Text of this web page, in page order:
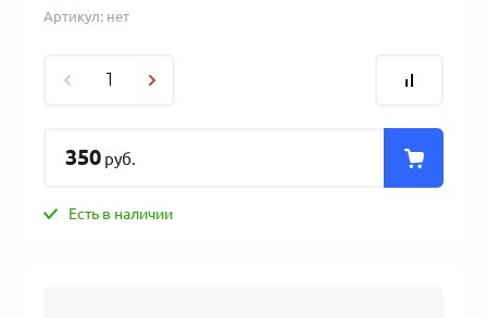
Артикул: нет
350 руб.
Есть в наличии